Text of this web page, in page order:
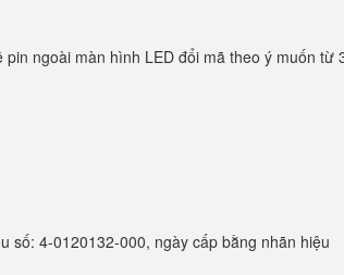
ngoài màn hình LED đổi mã theo ý muốn từ
số: 4-0120132-000, ngày cấp bằng nhãn hiệu